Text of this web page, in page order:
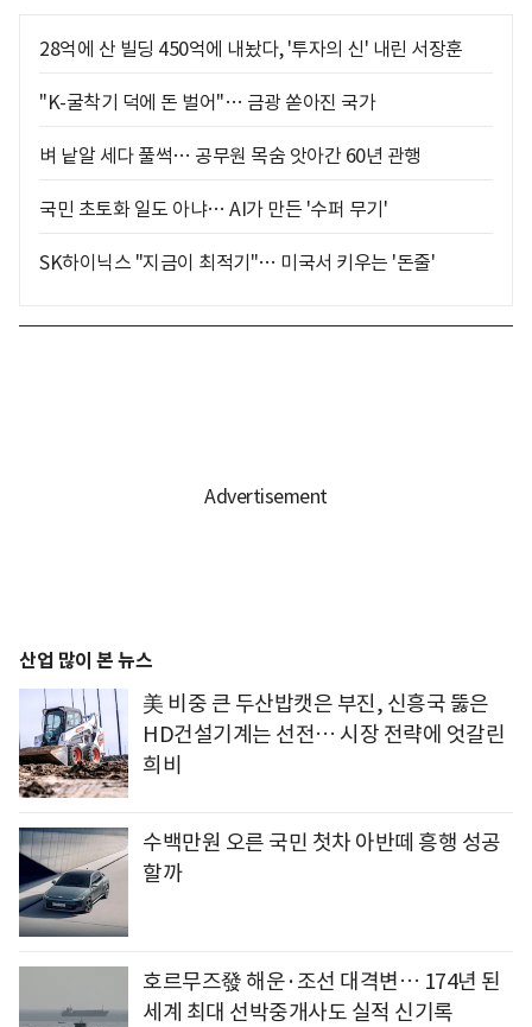
28억에 산 빌딩 450억에 내놨다, '투자의 신' 내린 서장훈
"K-굴착기 덕에 돈 벌어"… 금광 쏟아진 국가
벼 낱알 세다 풀썩… 공무원 목숨 앗아간 60년 관행
국민 초토화 일도 아냐… AI가 만든 '수퍼 무기'
SK하이닉스 "지금이 최적기"… 미국서 키우는 '돈줄'
산업 많이 본 뉴스
美 비중 큰 두산밥캣은 부진, 신흥국 뚫은
HD건설기계는 선전… 시장 전략에 엇갈린
희비
수백만원 오른 국민 첫차 아반떼 흥행 성공
할까
호르무즈發 해운·조선 대격변… 174년 된
세계 최대 선박중개사도 실적 신기록